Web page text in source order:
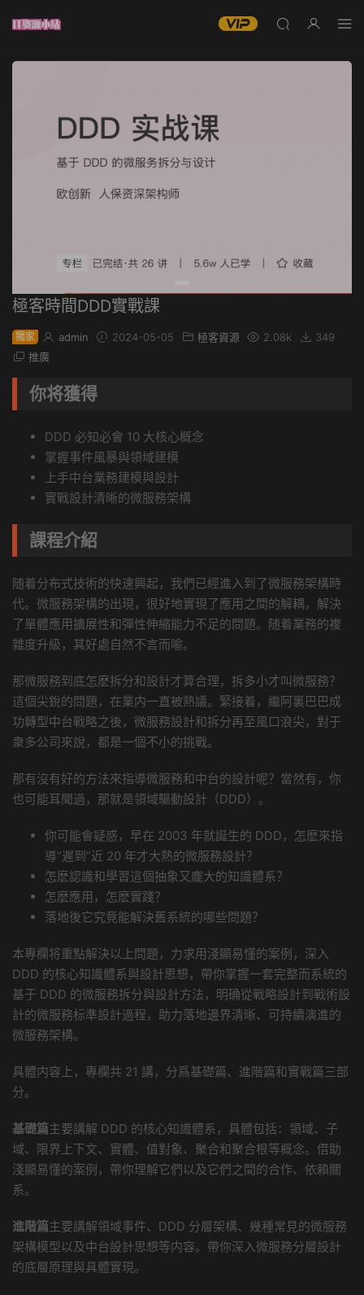
極客時間DDD實戰課
獨家 admin 2024-05-05 極客資源 2.08k
349
推廣
你将獲得
DDD 必知必會 10 大核心概念
掌握事件風暴與領域建模
上手中台業務建模與設計
實戰設計清晰的微服務架構
課程介紹
随着分布式技術的快速興起，我們已經進入到了微服務架構時
代。微服務架構的出現，很好地實現了應用之間的解耦，解決
了單體應用擴展性和彈性伸縮能力不足的問題。随着業務的複
雜度升級，其好處自然不言而喻。
那微服務到底怎麽拆分和設計才算合理，拆多小才叫微服務？
這個尖銳的問題，在業内一直被熱議。緊接着，繼阿裏巴巴成
功轉型中台戰略之後，微服務設計和拆分再至風口浪尖，對于
衆多公司來說，都是一個不小的挑戰。
那有沒有好的方法來指導微服務和中台的設計呢？當然有，你
也可能耳聞過，那就是領域驅動設計（DDD）。
你可能會疑惑，早在 2003 年就誕生的 DDD，怎麽來指
導“遲到”近 20 年才大熱的微服務設計？
怎麽認識和學習這個抽象又龐大的知識體系？
怎麽應用，怎麽實踐？
落地後它究竟能解決舊系統的哪些問題？
本專欄将重點解決以上問題，力求用淺顯易懂的案例，深入
DDD 的核心知識體系與設計思想，帶你掌握一套完整而系統的
基于 DDD 的微服務拆分與設計方法，明确從戰略設計到戰術設
計的微服務标準設計過程，助力落地邊界清晰、可持續演進的
微服務架構。
具體内容上，專欄共 21 講，分爲基礎篇、進階篇和實戰篇三部
分。
基礎篇主要講解 DDD 的核心知識體系，具體包括：領域、子
域、限界上下文、實體、值對象、聚合和聚合根等概念。借助
淺顯易懂的案例，帶你理解它們以及它們之間的合作、依賴關
系。
進階篇主要講解領域事件、DDD 分層架構、幾種常見的微服務
架構模型以及中台設計思想等内容。帶你深入微服務分層設計
的底層原理與具體實現。